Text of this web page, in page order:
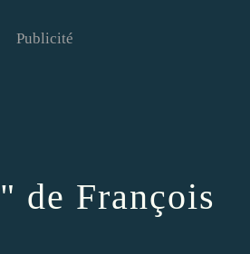
Publicité
de François